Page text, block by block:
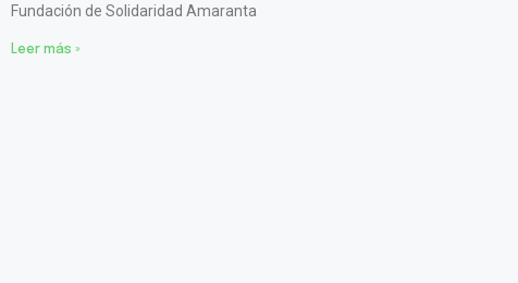
Fundación de Solidaridad Amaranta
Leer más »